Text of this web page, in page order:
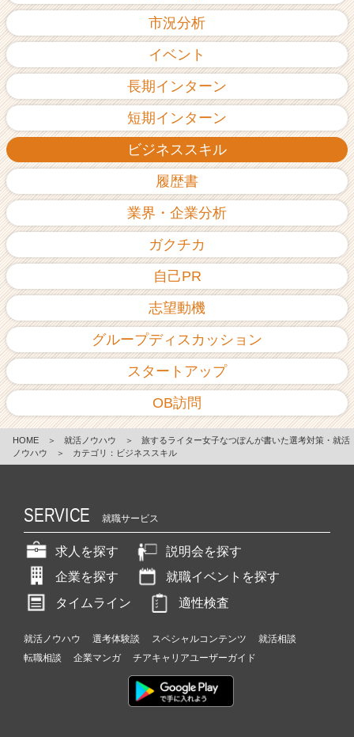
市況分析
イベント
長期インターン
短期インターン
ビジネススキル
履歴書
業界・企業分析
ガクチカ
自己PR
志望動機
グループディスカッション
スタートアップ
OB訪問
HOME ＞ 就活ノウハウ ＞
旅するライター女子なつぽんが書いた選考対策・就活
ノウハウ
＞ カテゴリ：ビジネススキル
SERVICE 就職サービス
求人を探す
説明会を探す
企業を探す
就職イベントを探す
タイムライン
適性検査
就活ノウハウ 選考体験談 スペシャルコンテンツ
就活相談
転職相談
企業マンガ チアキャリアユーザーガイド